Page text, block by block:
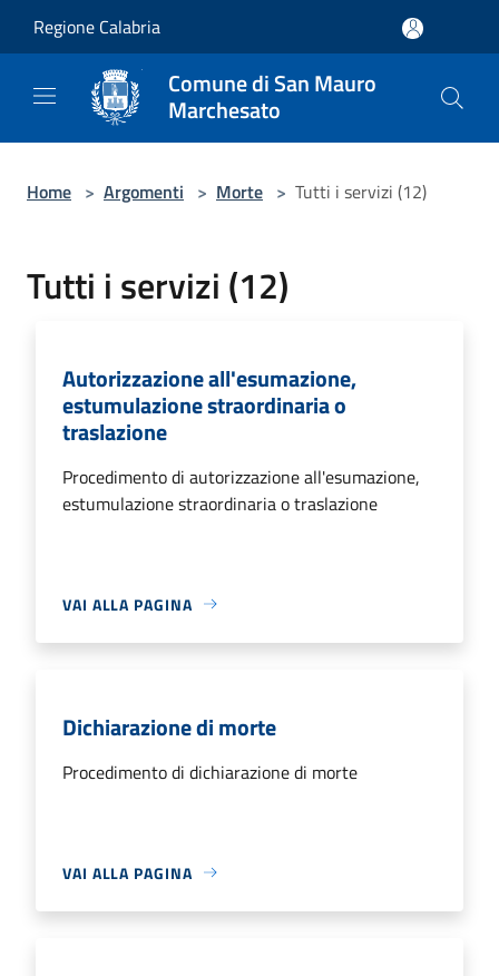
Regione Calabria
Comune di San Mauro
Marchesato
Home > Argomenti > Morte > Tutti i servizi (12)
Tutti i servizi (12)
Autorizzazione all'esumazione,
estumulazione straordinaria o
traslazione
Procedimento di autorizzazione all'esumazione,
estumulazione straordinaria o traslazione
VAI ALLA PAGINA
Dichiarazione di morte
Procedimento di dichiarazione di morte
VAI ALLA PAGINA